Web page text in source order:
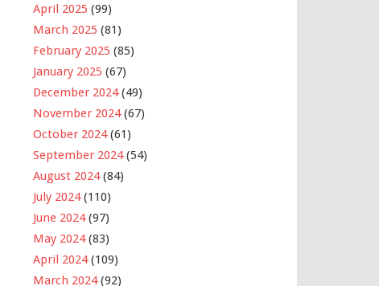
April 2025 (99)
March 2025 (81)
February 2025 (85)
January 2025 (67)
December 2024(49)
November 2024(67)
October 2024(61)
September 2024(54)
August 2024(84)
July 2024(110)
June 2024(97)
May 2024(83)
April 2024(109)
March 2024(92)